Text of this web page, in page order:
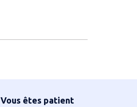
Vous êtes patient